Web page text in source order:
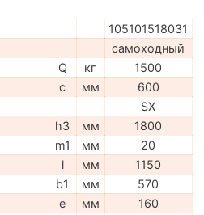
105101518031
самоходный
Q кг
1500
c мм
600
SX
h3 мм
1800
m1 мм
20
l мм
1150
b1 мм
570
e мм
160